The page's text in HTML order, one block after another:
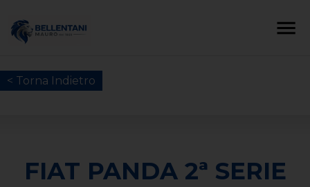
< Torna Indietro
FIAT PANDA 2ª SERIE